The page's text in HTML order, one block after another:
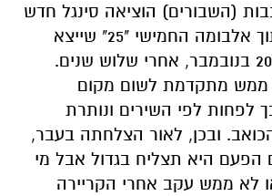
(השבורים) הוציאה סינגל חדש
בשם "hello" מתוך אלבומה החמישי "25" שייצא
באופן רשמי ב- 20 בנובמבר, אחרי שלוש שנים.
מתקדמת לשום מקום
לפחות לפי השירים ונותרת
ובכן, לאור הצלחתה בעבר,
הפעם היא תצליח בגדול אבל מי
לא ממש עקב אחרי הקריירה